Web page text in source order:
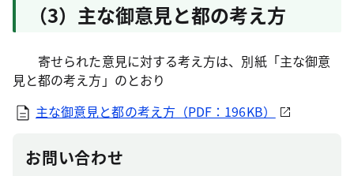
（3）主な御意見と都の考え方
寄せられた意見に対する考え方は、別紙「主な御意
見と都の考え方」のとおり
主な御意見と都の考え方（PDF：196KB）
お問い合わせ